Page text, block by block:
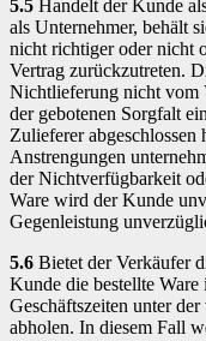
5.5 Handelt der Kunde
als Unternehmer, behält
nicht richtiger oder nicht
Vertrag zurückzutreten.
Nichtlieferung nicht vom
der gebotenen Sorgfalt
Zulieferer
Anstrengungen
der Nichtverfügbarkeit
Ware wird der Kunde
Gegenleistung
5.6 Bietet der Verkäufer
Kunde die bestellte Ware
Geschäftszeiten unter
abholen. In diesem Fall